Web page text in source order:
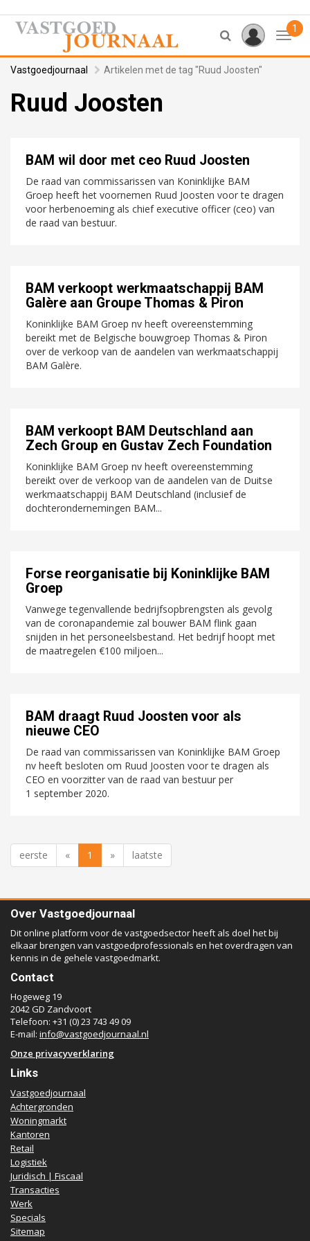
1
Vastgoedjournaal Artikelen met de tag "Ruud Joosten"
Ruud Joosten
BAM wil door met ceo Ruud Joosten
De raad van commissarissen van Koninklijke BAM
Groep heeft het voornemen Ruud Joosten voor te dragen
voor herbenoeming als chief executive officer (ceo) van
de raad van bestuur.
BAM verkoopt werkmaatschappij BAM
Galère aan Groupe Thomas & Piron
Koninklijke BAM Groep nv heeft overeenstemming
bereikt met de Belgische bouwgroep Thomas & Piron
over de verkoop van de aandelen van werkmaatschappij
BAM Galère.
BAM verkoopt BAM Deutschland aan
Zech Group en Gustav Zech Foundation
Koninklijke BAM Groep nv heeft overeenstemming
bereikt over de verkoop van de aandelen van de Duitse
werkmaatschappij BAM Deutschland (inclusief de
dochterondernemingen BAM...
Forse reorganisatie bij Koninklijke BAM
Groep
Vanwege tegenvallende bedrijfsopbrengsten als gevolg
van de coronapandemie zal bouwer BAM flink gaan
snijden in het personeelsbestand. Het bedrijf hoopt met
de maatregelen €100 miljoen...
BAM draagt Ruud Joosten voor als
nieuwe CEO
De raad van commissarissen van Koninklijke BAM Groep
nv heeft besloten om Ruud Joosten voor te dragen als
CEO en voorzitter van de raad van bestuur per
1 september 2020.
eerste « 1 » laatste
Over Vastgoedjournaal
Dit online platform voor de vastgoedsector heeft als doel het bij
elkaar brengen van vastgoedprofessionals en het overdragen van
kennis in de gehele vastgoedmarkt.
Contact
Hogeweg 19
2042 GD Zandvoort
Telefoon: +31 (0) 23 743 49 09
E-mail: info@vastgoedjournaal.nl
Onze privacyverklaring
Links
Vastgoedjournaal
Achtergronden
Woningmarkt
Kantoren
Retail
Logistiek
Juridisch | Fiscaal
Transacties
Werk
Specials
Sitemap